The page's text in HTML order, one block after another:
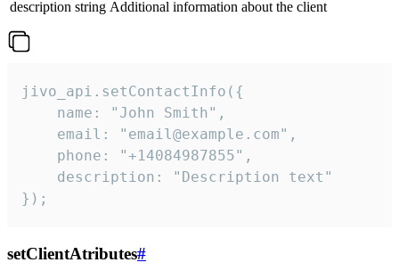
description string Additional information about the client
jivo_api.setContactInfo({
    name: "John Smith",
    email: "email@example.com",
    phone: "+14084987855",
    description: "Description text"
});
setClientAtributes#